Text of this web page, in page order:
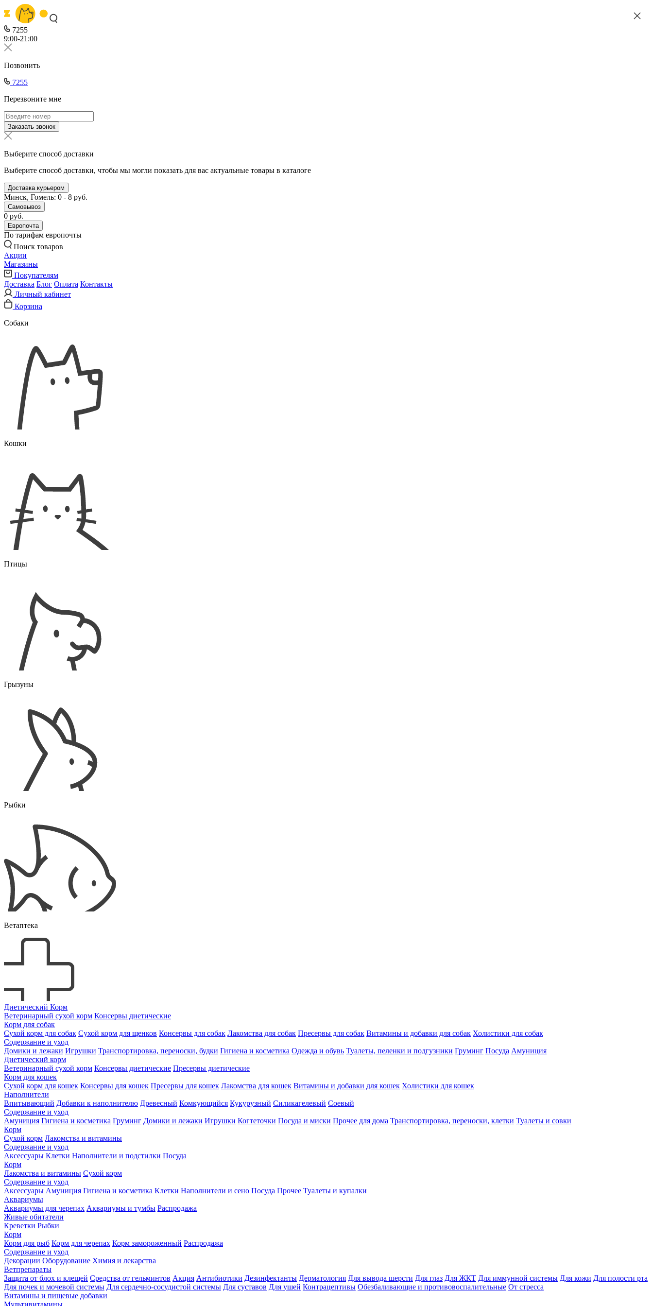
7255
9:00-21:00
Позвонить
7255
Перезвоните мне
Заказать звонок
Выберите способ доставки
Выберите способ доставки, чтобы мы могли показать для вас актуальные товары в каталоге
Доставка курьером
Минск, Гомель: 0 - 8 руб.
Самовывоз
0 руб.
Европочта
По тарифам европочты
Поиск товаров
Акции
Магазины
Покупателям
Доставка Блог Оплата Контакты
Личный кабинет
Корзина
Собаки
Кошки
Птицы
Грызуны
Рыбки
Ветаптека
Диетический Корм
Ветеринарный сухой корм Консервы диетические
Корм для собак
Сухой корм для собак Сухой корм для щенков Консервы для собак Лакомства для собак Пресервы для собак Витамины и добавки для собак Холистики для собак
Содержание и уход
Домики и лежаки Игрушки Транспортировка, переноски, будки Гигиена и косметика Одежда и обувь Туалеты, пеленки и подгузники Груминг Посуда Амуниция
Диетический корм
Ветеринарный сухой корм Консервы диетические Пресервы диетические
Корм для кошек
Сухой корм для кошек Консервы для кошек Пресервы для кошек Лакомства для кошек Витамины и добавки для кошек Холистики для кошек
Наполнители
Впитывающий Добавки к наполнителю Древесный Комкующийся Кукурузный Силикагелевый Соевый
Содержание и уход
Амуниция Гигиена и косметика Груминг Домики и лежаки Игрушки Когтеточки Посуда и миски Прочее для дома Транспортировка, переноски, клетки Туалеты и совки
Корм
Сухой корм Лакомства и витамины
Содержание и уход
Аксессуары Клетки Наполнители и подстилки Посуда
Корм
Лакомства и витамины Сухой корм
Содержание и уход
Аксессуары Амуниция Гигиена и косметика Клетки Наполнители и сено Посуда Прочее Туалеты и купалки
Аквариумы
Аквариумы для черепах Аквариумы и тумбы Распродажа
Живые обитатели
Креветки Рыбки
Корм
Корм для рыб Корм для черепах Корм замороженный Распродажа
Содержание и уход
Декорации Оборудование Химия и лекарства
Ветпрепараты
Защита от блох и клещей Средства от гельминтов Акция Антибиотики Дезинфектанты Дерматология Для вывода шерсти Для глаз Для ЖКТ Для иммунной системы Для кожи Для полости рта
Для почек и мочевой системы Для сердечно-сосудистой системы Для суставов Для ушей Контрацептивы Обезбаливающие и противовоспалительные От стресса
Витамины и пищевые добавки
Мультивитамины